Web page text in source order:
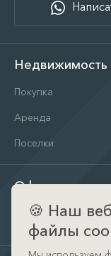
Недвижимость
Покупка
Аренда
Поселки
Офис
д. Тимошкино, ул.
Истра)
🍪 Наш
файлы